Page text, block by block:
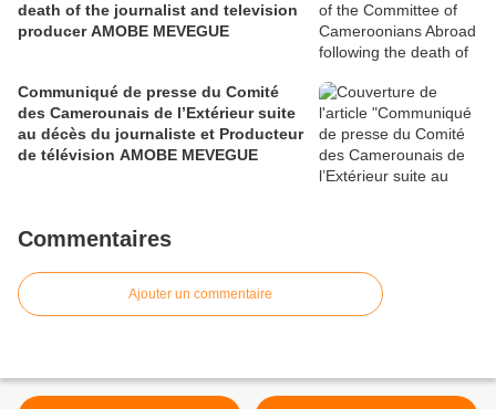
death of the journalist and television
producer AMOBE MEVEGUE
Communiqué de presse du Comité
des Camerounais de l’Extérieur suite
au décès du journaliste et Producteur
de télévision AMOBE MEVEGUE
Commentaires
Ajouter un commentaire